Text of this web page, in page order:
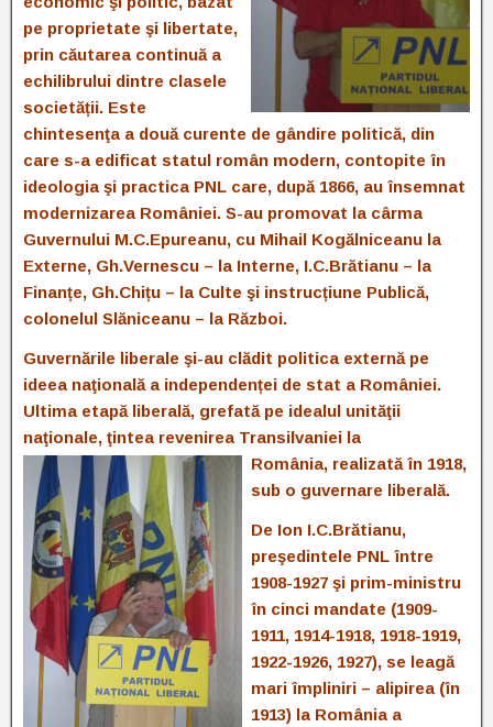
pe proprietate şi libertate,
prin căutarea continuă a
echilibrului dintre clasele
societății. Este
chintesenţa a două curente de gândire politică, din
care s-a edificat statul român modern, contopite în
ideologia şi practica PNL care, după 1866, au însemnat
modernizarea României. S-au promovat la cârma
Guvernului M.C.Epureanu, cu Mihail Kogălniceanu la
Externe, Gh.Vernescu – la Interne, I.C.Brătianu – la
Finanțe, Gh.Chițu – la Culte şi instrucțiune Publică,
colonelul Slăniceanu – la Război.
Guvernările liberale şi-au clădit politica externă pe
ideea naţională a independenței de stat a României.
Ultima etapă liberală, grefată pe idealul unităţii
naţionale, ţintea revenirea Transilvaniei la
România, realizată în 1918,
sub o guvernare liberală.
De Ion I.C.Brătianu,
preşedintele PNL între
1908-1927 şi prim-ministru
în cinci mandate (1909-
1911, 1914-1918, 1918-1919,
1922-1926, 1927), se leagă
mari împliniri – alipirea (în
1913) la România a